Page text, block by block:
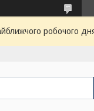
робочого